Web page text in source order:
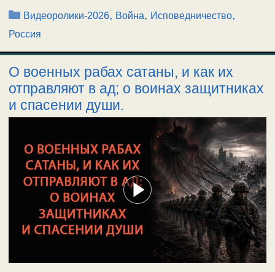
Рубрики
Видеоролики-2026, Война, Исповедничество,
Россия
О военных рабах сатаны, и как их
отправляют в ад; о воинах защитниках
и спасении души.